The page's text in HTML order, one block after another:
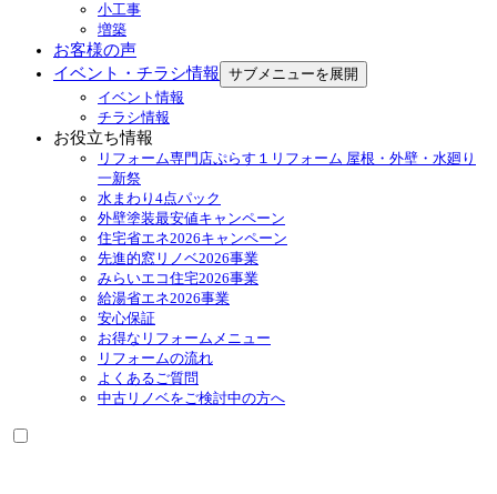
小工事
増築
お客様の声
イベント・チラシ情報 サブメニューを展開
イベント情報
チラシ情報
お役立ち情報
リフォーム専門店ぷらす１リフォーム 屋根・外壁・水廻り
一新祭
水まわり4点パック
外壁塗装最安値キャンペーン
住宅省エネ2026キャンペーン
先進的窓リノベ2026事業
みらいエコ住宅2026事業
給湯省エネ2026事業
安心保証
お得なリフォームメニュー
リフォームの流れ
よくあるご質問
中古リノベをご検討中の方へ